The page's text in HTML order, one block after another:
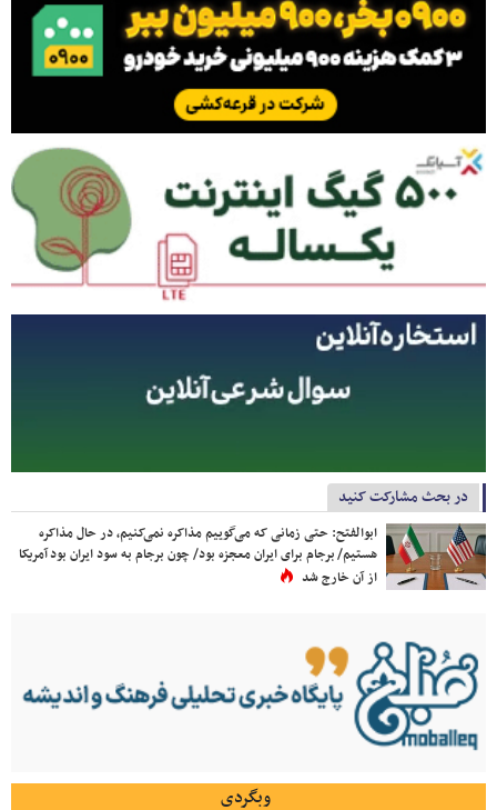
در بحث مشارکت کنید
ابوالفتح: حتی زمانی که می‌گوییم مذاکره نمی‌کنیم، در حال مذاکره
هستیم/ برجام برای ایران معجزه بود/ چون برجام به سود ایران بود آمریکا
از آن خارج شد
وبگردی